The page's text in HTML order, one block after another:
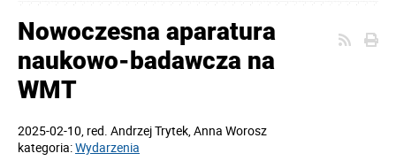
Nowoczesna aparatura
naukowo-badawcza na
WMT
2025-02-10, red. Andrzej Trytek, Anna Worosz
kategoria:Wydarzenia